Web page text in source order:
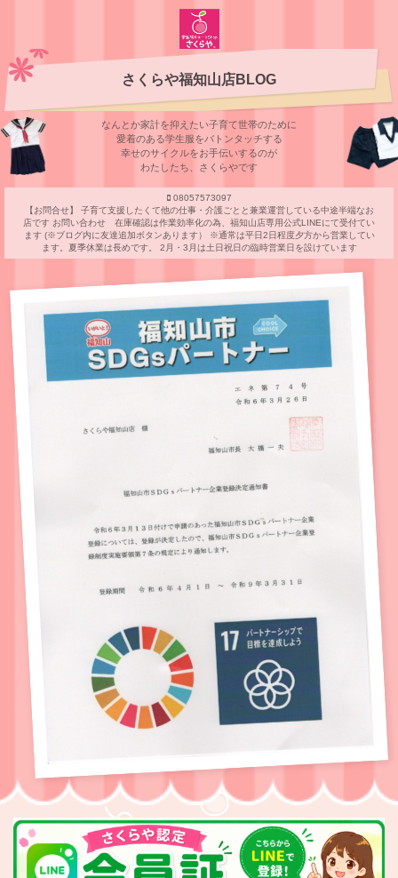
さくらや福知山店BLOG
なんとか家計を抑えたい子育て世帯のために
愛着のある学⽣服をバトンタッチする
幸せのサイクルをお⼿伝いするのが
わたしたち、さくらやです
08057573097
【お問合せ】 子育て支援したくて他の仕事・介護ごとと兼業運営している中途半端なお
店です お問い合わせ 在庫確認は作業効率化の為、福知山店専用公式LINEにて受付てい
ます (※ブログ内に友達追加ボタンあります） ※通常は平日2日程度夕方から営業してい
ます。夏季休業は長めです。 2月・3月は土日祝日の臨時営業日を設けています